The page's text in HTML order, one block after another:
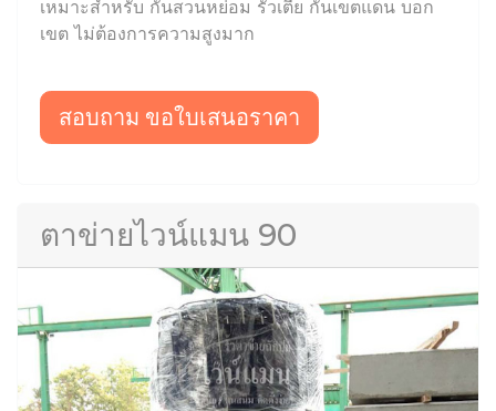
เหมาะสำหรับ กั้นสวนหย่อม รั้วเตี้ย กั้นเขตแดน บอก
เขต ไม่ต้องการความสูงมาก
สอบถาม ขอใบเสนอราคา
ตาข่ายไวน์แมน 90